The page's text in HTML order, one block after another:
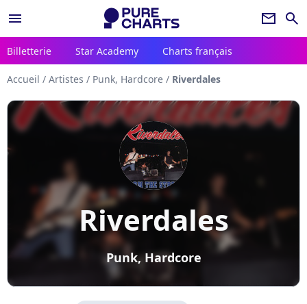
menu newsletter search
Billetterie Star Academy Charts français
Accueil / Artistes / Punk, Hardcore / Riverdales
Riverdales
Punk, Hardcore